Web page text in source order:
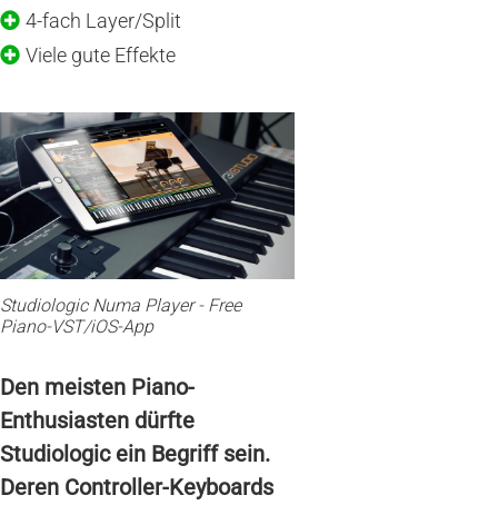
4-fach Layer/Split
Viele gute Effekte
Studiologic Numa Player - Free
Piano-VST/iOS-App
Den meisten Piano-
Enthusiasten dürfte
Studiologic ein Begriff sein.
Deren Controller-Keyboards